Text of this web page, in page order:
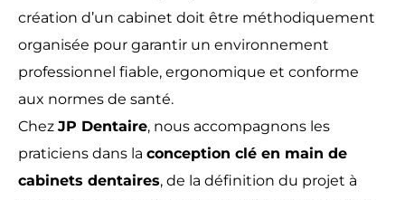
création d’un cabinet doit être méthodiquement
organisée pour garantir un environnement
professionnel fiable, ergonomique et conforme
aux normes de santé.
Chez JP Dentaire, nous accompagnons les
praticiens dans la conception clé en main de
cabinets dentaires, de la définition du projet à